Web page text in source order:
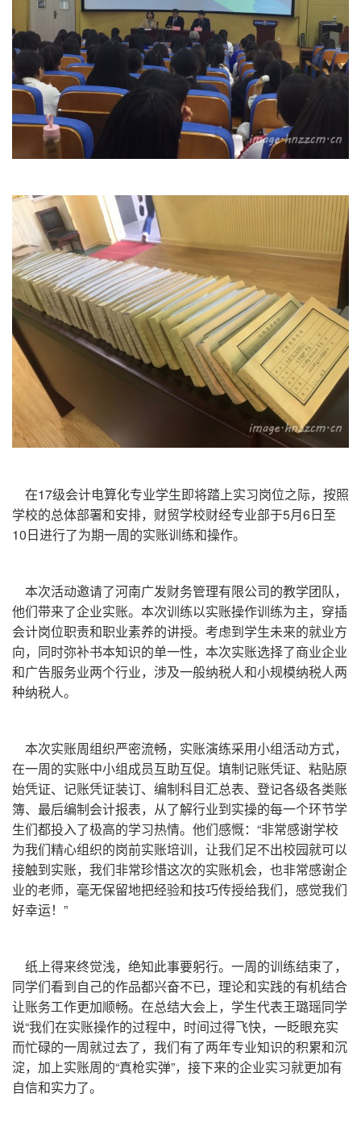
在17级会计电算化专业学生即将踏上实习岗位之际，按照
学校的总体部署和安排，财贸学校财经专业部于5月6日至
10日进行了为期一周的实账训练和操作。
本次活动邀请了河南广发财务管理有限公司的教学团队，
他们带来了企业实账。本次训练以实账操作训练为主，穿插
会计岗位职责和职业素养的讲授。考虑到学生未来的就业方
向，同时弥补书本知识的单一性，本次实账选择了商业企业
和广告服务业两个行业，涉及一般纳税人和小规模纳税人两
种纳税人。
本次实账周组织严密流畅，实账演练采用小组活动方式，
在一周的实账中小组成员互助互促。填制记账凭证、粘贴原
始凭证、记账凭证装订、编制科目汇总表、登记各级各类账
簿、最后编制会计报表，从了解行业到实操的每一个环节学
生们都投入了极高的学习热情。他们感慨：“非常感谢学校
为我们精心组织的岗前实账培训，让我们足不出校园就可以
接触到实账，我们非常珍惜这次的实账机会，也非常感谢企
业的老师，毫无保留地把经验和技巧传授给我们，感觉我们
好幸运！”
纸上得来终觉浅，绝知此事要躬行。一周的训练结束了，
同学们看到自己的作品都兴奋不已，理论和实践的有机结合
让账务工作更加顺畅。在总结大会上，学生代表王璐瑶同学
说“我们在实账操作的过程中，时间过得飞快，一眨眼充实
而忙碌的一周就过去了，我们有了两年专业知识的积累和沉
淀，加上实账周的“真枪实弹”，接下来的企业实习就更加有
自信和实力了。